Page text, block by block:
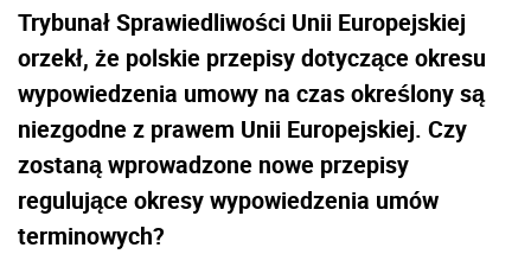
Trybunał Sprawiedliwości Unii Europejskiej
orzekł, że polskie przepisy dotyczące okresu
wypowiedzenia umowy na czas określony są
niezgodne z prawem Unii Europejskiej. Czy
zostaną wprowadzone nowe przepisy
regulujące okresy wypowiedzenia umów
terminowych?